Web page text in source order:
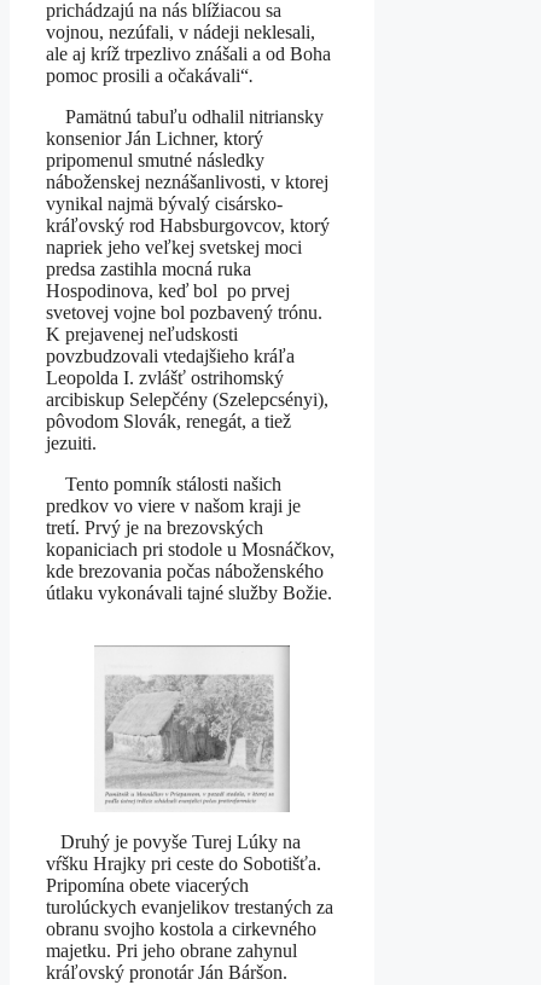
prichádzajú na nás blížiacou sa
vojnou, nezúfali, v nádeji neklesali,
ale aj kríž trpezlivo znášali a od Boha
pomoc prosili a očakávali“.
Pamätnú tabuľu odhalil nitriansky
konsenior Ján Lichner, ktorý
pripomenul smutné následky
náboženskej neznášanlivosti, v ktorej
vynikal najmä bývalý cisársko-
kráľovský rod Habsburgovcov, ktorý
napriek jeho veľkej svetskej moci
predsa zastihla mocná ruka
Hospodinova, keď bol po prvej
svetovej vojne bol pozbavený trónu.
K prejavenej neľudskosti
povzbudzovali vtedajšieho kráľa
Leopolda I. zvlášť ostrihomský
arcibiskup Selepčény (Szelepcsényi),
pôvodom Slovák, renegát, a tiež
jezuiti.
Tento pomník stálosti našich
predkov vo viere v našom kraji je
tretí. Prvý je na brezovských
kopaniciach pri stodole u Mosnáčkov,
kde brezovania počas náboženského
útlaku vykonávali tajné služby Božie.
Druhý je povyše Turej Lúky na
vŕšku Hrajky pri ceste do Sobotišťa.
Pripomína obete viacerých
turolúckych evanjelikov trestaných za
obranu svojho kostola a cirkevného
majetku. Pri jeho obrane zahynul
kráľovský pronotár Ján Báršon.